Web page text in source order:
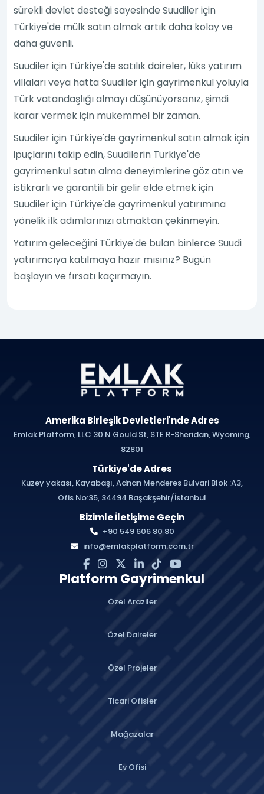
sürekli devlet desteği sayesinde Suudiler için
Türkiye'de mülk satın almak artık daha kolay ve
daha güvenli.
Suudiler için Türkiye'de satılık daireler, lüks yatırım
villaları veya hatta Suudiler için gayrimenkul yoluyla
Türk vatandaşlığı almayı düşünüyorsanız, şimdi
karar vermek için mükemmel bir zaman.
Suudiler için Türkiye'de gayrimenkul satın almak için
ipuçlarını takip edin, Suudilerin Türkiye'de
gayrimenkul satın alma deneyimlerine göz atın ve
istikrarlı ve garantili bir gelir elde etmek için
Suudiler için Türkiye'de gayrimenkul yatırımına
yönelik ilk adımlarınızı atmaktan çekinmeyin.
Yatırım geleceğini Türkiye'de bulan binlerce Suudi
yatırımcıya katılmaya hazır mısınız? Bugün
başlayın ve fırsatı kaçırmayın.
Amerika Birleşik Devletleri'nde Adres
Emlak Platform, LLC 30 N Gould St, STE R-Sheridan, Wyoming,
82801
Türkiye'de Adres
Kuzey yakası, Kayabaşı, Adnan Menderes Bulvari Blok :A3,
Ofis No:35, 34494 Başakşehir/İstanbul
Bizimle İletişime Geçin
+90 549 606 80 80
info@emlakplatform.com.tr
Platform Gayrimenkul
Özel Araziler
Özel Daireler
Özel Projeler
Ticari Ofisler
Mağazalar
Ev Ofisi